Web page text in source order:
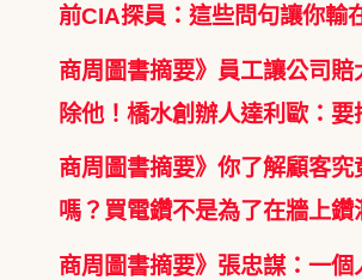
前CIA探員：這些問句讓你輸
商周圖書摘要》員工讓公司賠
除他！橋水創辦人達利歐：要
商周圖書摘要》你了解顧客究
嗎？買電鑽不是為了在牆上鑽
商周圖書摘要》張忠謀：一個